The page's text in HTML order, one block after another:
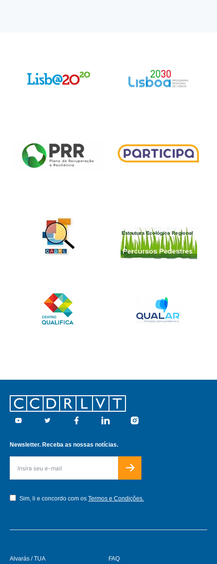
Footer
Youtube Twitter Facebook Linkedin Instagram
Newsletter. Receba as nossas notícias.
Sim, li e concordo com os Termos e Condições.
Alvarás / TUA FAQ